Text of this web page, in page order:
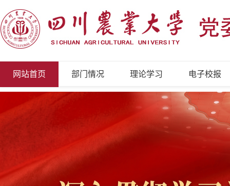
网站首页 部门情况 理论学习 电子校报